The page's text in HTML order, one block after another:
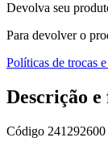
Devolva seu
Para devolver o
Políticas de trocas
Descrição
Código 241292600